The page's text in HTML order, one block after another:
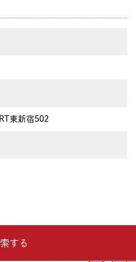
東新宿502
する